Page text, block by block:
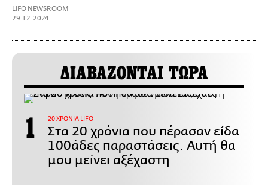
LIFO NEWSROOM
29.12.2024
ΔΙΑΒΑΖΟΝΤΑΙ ΤΩΡΑ
20 ΧΡΟΝΙΑ LIFO
Στα 20 χρόνια που πέρασαν είδα
100άδες παραστάσεις. Αυτή θα
μου μείνει αξέχαστη